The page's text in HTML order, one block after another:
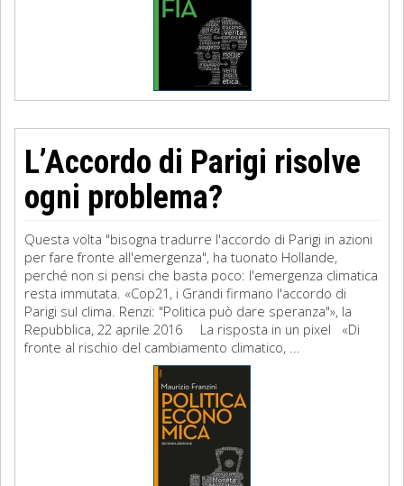
L’Accordo di Parigi risolve
ogni problema?
Questa volta "bisogna tradurre l'accordo di Parigi in azioni
per fare fronte all'emergenza", ha tuonato Hollande,
perché non si pensi che basta poco: l'emergenza climatica
resta immutata. «Cop21, i Grandi firmano l'accordo di
Parigi sul clima. Renzi: "Politica può dare speranza"», la
Repubblica, 22 aprile 2016 La risposta in un pixel «Di
fronte al rischio del cambiamento climatico, ...